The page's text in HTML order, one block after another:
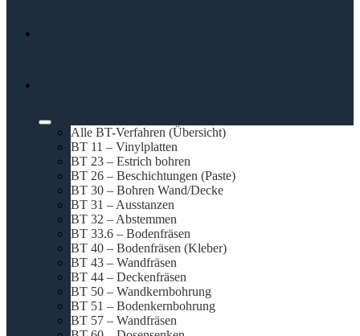
Alle BT-Verfahren (Übersicht)
BT 11 – Vinylplatten
BT 23 – Estrich bohren
BT 26 – Beschichtungen (Paste)
BT 30 – Bohren Wand/Decke
BT 31 – Ausstanzen
BT 32 – Abstemmen
BT 33.6 – Bodenfräsen
BT 40 – Bodenfräsen (Kleber)
BT 43 – Wandfräsen
BT 44 – Deckenfräsen
BT 50 – Wandkernbohrung
BT 51 – Bodenkernbohrung
BT 57 – Wandfräsen